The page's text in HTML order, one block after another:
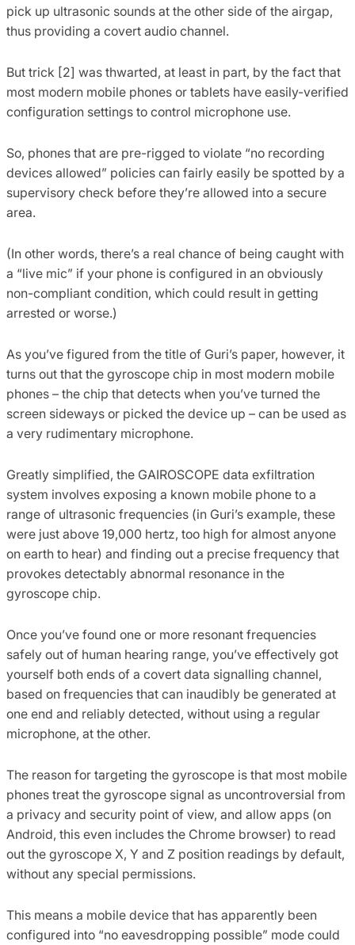
pick up ultrasonic sounds at the other side of the airgap,
thus providing a covert audio channel.
But trick [2] was thwarted, at least in part, by the fact that
most modern mobile phones or tablets have easily-verified
configuration settings to control microphone use.
So, phones that are pre-rigged to violate “no recording
devices allowed” policies can fairly easily be spotted by a
supervisory check before they’re allowed into a secure
area.
(In other words, there’s a real chance of being caught with
a “live mic” if your phone is configured in an obviously
non-compliant condition, which could result in getting
arrested or worse.)
As you’ve figured from the title of Guri’s paper, however, it
turns out that the gyroscope chip in most modern mobile
phones – the chip that detects when you’ve turned the
screen sideways or picked the device up – can be used as
a very rudimentary microphone.
Greatly simplified, the GAIROSCOPE data exfiltration
system involves exposing a known mobile phone to a
range of ultrasonic frequencies (in Guri’s example, these
were just above 19,000 hertz, too high for almost anyone
on earth to hear) and finding out a precise frequency that
provokes detectably abnormal resonance in the
gyroscope chip.
Once you’ve found one or more resonant frequencies
safely out of human hearing range, you’ve effectively got
yourself both ends of a covert data signalling channel,
based on frequencies that can inaudibly be generated at
one end and reliably detected, without using a regular
microphone, at the other.
The reason for targeting the gyroscope is that most mobile
phones treat the gyroscope signal as uncontroversial from
a privacy and security point of view, and allow apps (on
Android, this even includes the Chrome browser) to read
out the gyroscope X, Y and Z position readings by default,
without any special permissions.
This means a mobile device that has apparently been
configured into “no eavesdropping possible” mode could